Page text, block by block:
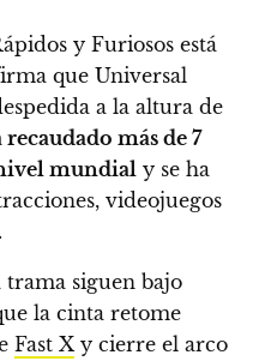
y Furiosos está
que Universal
a la altura de
más de 7
mundial y se ha
videojuegos
trama siguen bajo
la cinta retome
Fast Xy cierre el arco